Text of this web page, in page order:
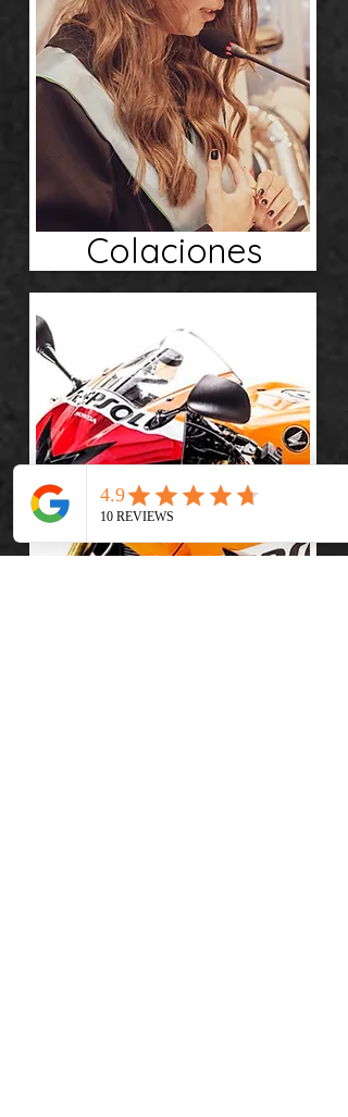
Colaciones